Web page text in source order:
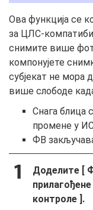
Ова функција се
за ЦЛС-
снимите више
компонујете
субјекат не мора
више слободе
Снага блица
промене у
ФВ
Доделите [
контроле ].